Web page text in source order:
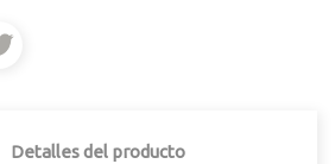
Detalles del producto